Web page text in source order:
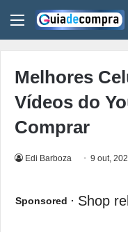
Menu
Melhores
Vídeos do
Comprar
Edi Barboza 9 out,